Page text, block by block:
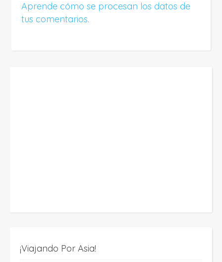
Aprende cómo se procesan los datos de
tus comentarios.
¡Viajando Por Asia!